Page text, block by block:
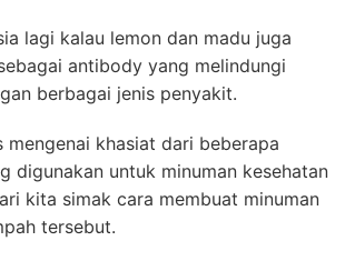
lagi kalau lemon dan madu juga
antibody yang melindungi
berbagai jenis penyakit.
mengenai khasiat dari beberapa
digunakan untuk minuman kesehatan
kita simak cara membuat minuman
tersebut.